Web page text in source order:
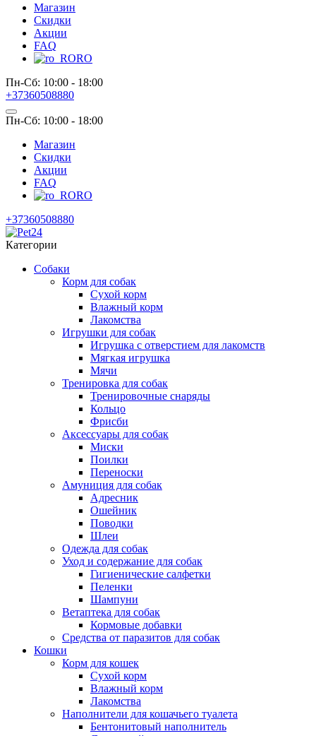
Магазин
Скидки
Акции
FAQ
RO
Пн-Сб: 10:00 - 18:00
+37360508880
Пн-Сб: 10:00 - 18:00
Магазин
Скидки
Акции
FAQ
RO
+37360508880
Категории
Собаки
Корм для собак
Сухой корм
Влажный корм
Лакомства
Игрушки для собак
Игрушка с отверстием для лакомств
Мягкая игрушка
Мячи
Тренировка для собак
Тренировочные снаряды
Кольцо
Фрисби
Аксессуары для собак
Миски
Поилки
Переноски
Амуниция для собак
Адресник
Ошейник
Поводки
Шлеи
Одежда для собак
Уход и содержание для собак
Гигиенические салфетки
Пеленки
Шампуни
Ветаптека для собак
Кормовые добавки
Средства от паразитов для собак
Кошки
Корм для кошек
Сухой корм
Влажный корм
Лакомства
Наполнители для кошачьего туалета
Бентонитовый наполнитель